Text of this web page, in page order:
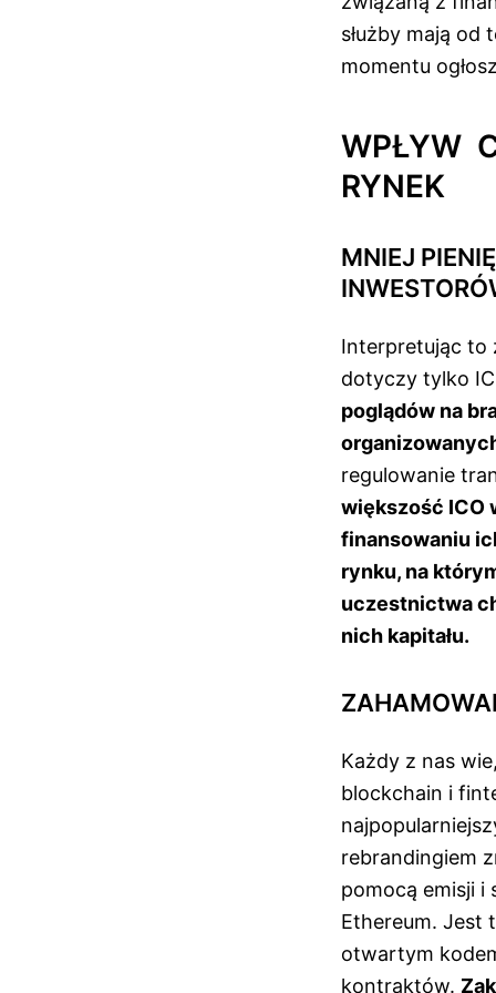
służby mają
momentu
WPŁYW
RYNEK
MNIEJ
Interpretując to
dotyczy tylko
poglądów na
regulowanie
większość ICO
finansowaniu
rynku, na
uczestnictwa
nich kapitału.
Każdy z nas
blockchain i
rebrandingiem
pomocą emisji i
Ethereum. Jest
otwartym
kontraktów.